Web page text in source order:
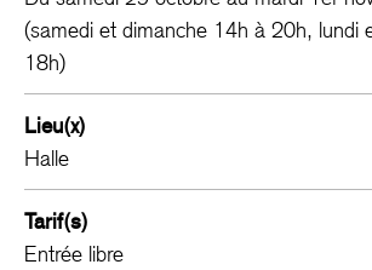
(samedi et dimanche 14h à 20h, lundi
18h)
Lieu(x)
Halle
Tarif(s)
Entrée libre